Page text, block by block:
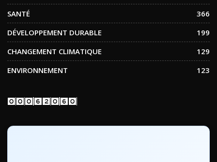
SANTÉ
366
DÉVELOPPEMENT DURABLE
199
CHANGEMENT CLIMATIQUE
129
ENVIRONNEMENT
123